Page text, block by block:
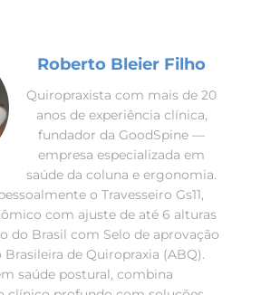
Roberto Bleier Filho
Quiropraxista com mais de 20
anos de experiência clínica,
fundador da GoodSpine —
empresa especializada em
saúde da coluna e ergonomia.
o Travesseiro Gs11,
com ajuste de até 6 alturas
do Brasil com Selo de aprovação
Brasileira de Quiropraxia (ABQ).
saúde postural, combina